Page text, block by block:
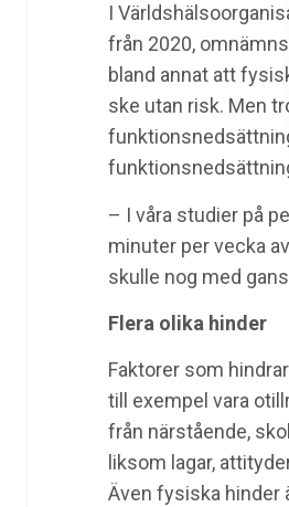
I
från 2020,
bland annat att
ske utan risk. Men
– I våra studier på
minuter per vecka
skulle nog med
Flera olika hinder
Faktorer som
till exempel vara
från närstående,
liksom lagar,
Även fysiska hinder